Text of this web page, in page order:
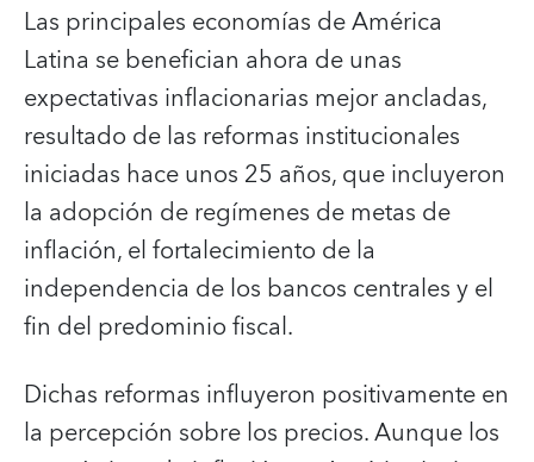
Las principales economías de América
Latina se benefician ahora de unas
expectativas inflacionarias mejor ancladas,
resultado de las reformas institucionales
iniciadas hace unos 25 años, que incluyeron
la adopción de regímenes de metas de
inflación, el fortalecimiento de la
independencia de los bancos centrales y el
fin del predominio fiscal.
Dichas reformas influyeron positivamente en
la percepción sobre los precios. Aunque los